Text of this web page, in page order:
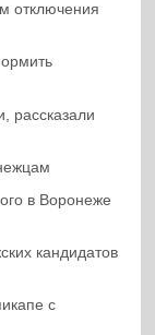
отключения
рассказали
в Воронеже
кандидатов
с